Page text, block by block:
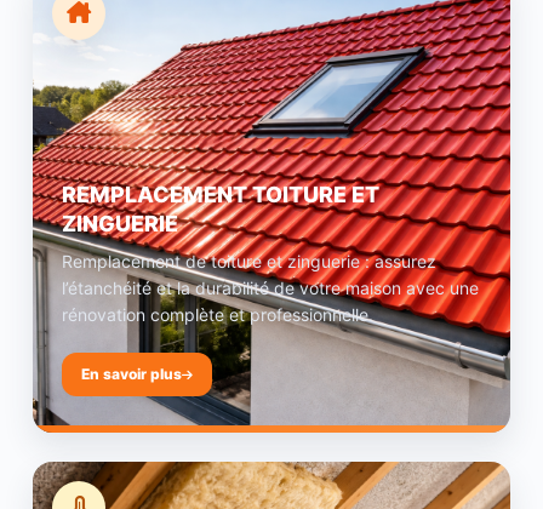
REMPLACEMENT TOITURE ET
ZINGUERIE
Remplacement de toiture et zinguerie : assurez
l’étanchéité et la durabilité de votre maison avec une
rénovation complète et professionnelle.
En savoir plus